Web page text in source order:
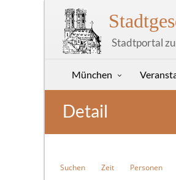
Stadtportal
München
Detail
Suchen Zeit Personen